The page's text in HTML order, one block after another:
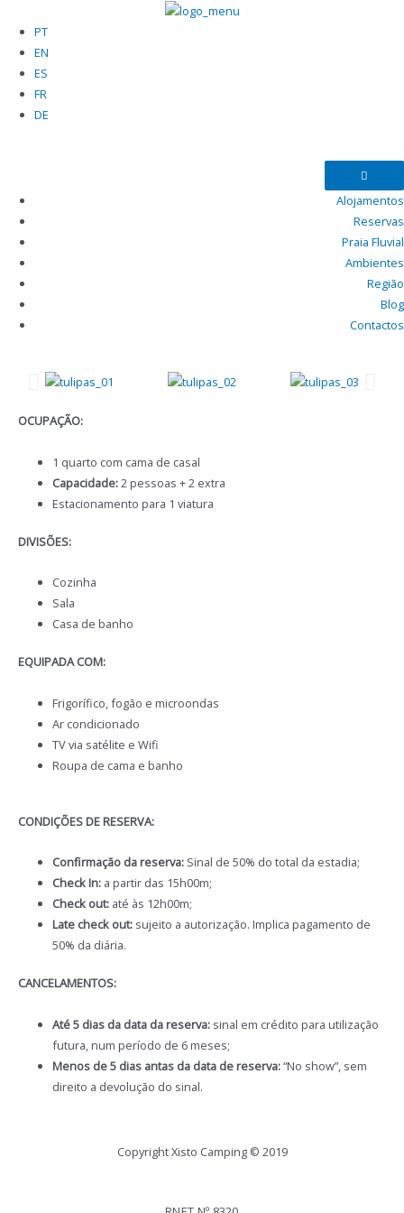
PT
EN
ES
FR
DE
Alojamentos
Reservas
Praia Fluvial
Ambientes
Região
Blog
Contactos
OCUPAÇÃO:
1 quarto com cama de casal
Capacidade:2 pessoas + 2 extra
Estacionamento para 1 viatura
DIVISÕES:
Cozinha
Sala
Casa de banho
EQUIPADA COM:
Frigorífico, fogão e microondas
Ar condicionado
TV via satélite e Wifi
Roupa de cama e banho
CONDIÇÕES DE RESERVA:
Confirmação da reserva: Sinal de 50% do total da estadia;
Check In: a partir das 15h00m;
Check out: até às 12h00m;
Late check out: sujeito a autorização. Implica pagamento de
50% da diária.
CANCELAMENTOS:
Até 5 dias da data da reserva: sinal em crédito para utilização
futura, num período de 6 meses;
Menos de 5 dias antas da data de reserva:“No show”, sem
direito a devolução do sinal.
Copyright Xisto Camping © 2019